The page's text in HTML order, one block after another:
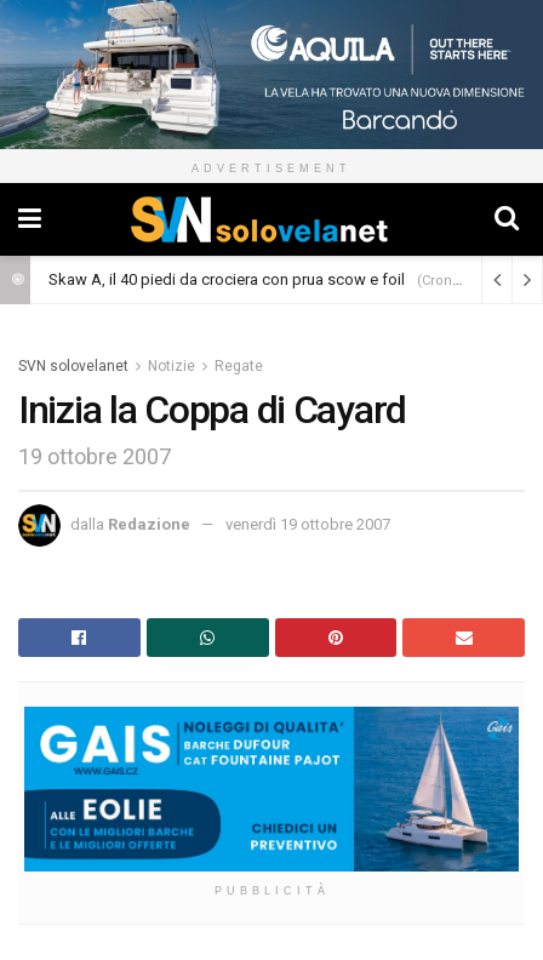
ADVERTISEMENT
Skaw A, il 40 piedi da crociera con prua scow e foil (Cronaca)
SVN solovelanet Notizie Regate
Inizia la Coppa di Cayard
19 ottobre 2007
dalla Redazione venerdì 19 ottobre 2007
PUBBLICITÀ